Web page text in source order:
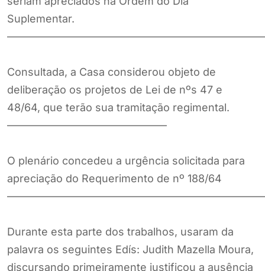
Suplementar.
Consultada, a Casa considerou objeto de
deliberação os projetos de Lei de nºs 47 e
48/64, que terão sua tramitação regimental.
———————————————
O plenário concedeu a urgência solicitada para
apreciação do Requerimento de nº 188/64
Durante esta parte dos trabalhos, usaram da
palavra os seguintes Edís: Judith Mazella Moura,
discursando primeiramente justificou a ausência